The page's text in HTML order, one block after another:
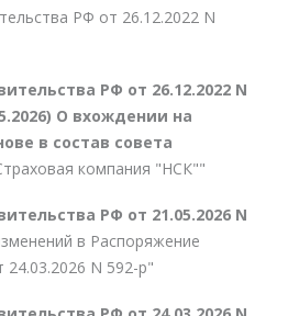
РФ от 26.12.2022 N
РФ от 26.12.2022 N
О вхождении на
в состав совета
компания "НСК""
РФ от 21.05.2026 N
в Распоряжение
N 592-р"